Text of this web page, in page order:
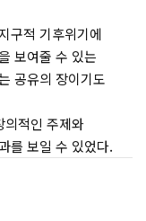
구적 기후위기에
보여줄 수 있는
공유의 장이기도
의적인 주제와
를 보일 수 있었다.